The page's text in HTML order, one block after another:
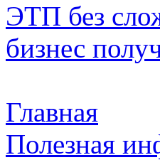
ЭТП без
бизнес
Главная
Полезная